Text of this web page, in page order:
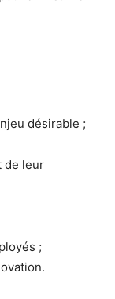
désirable ;
de leur
;